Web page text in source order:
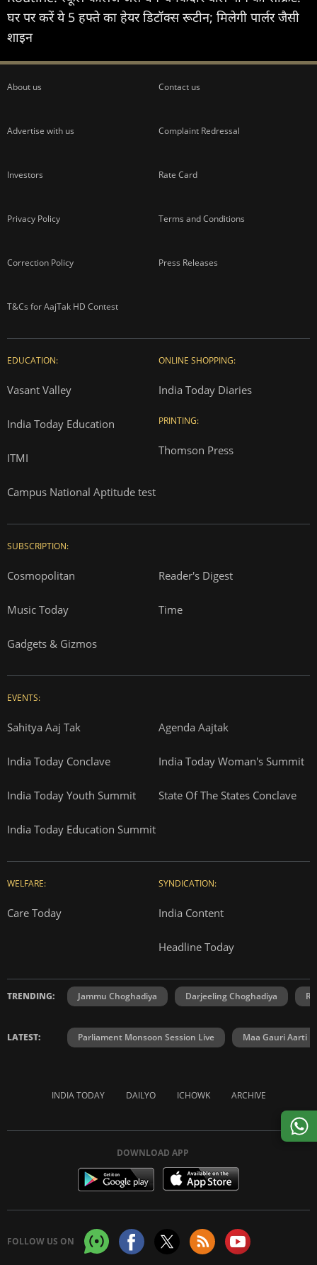
घर पर करें ये 5 हफ्ते का हेयर डिटॉक्स रूटीन; मिलेगी पार्लर जैसी
शाइन
About us Contact us
Advertise with us Complaint Redressal
Investors Rate Card
Privacy Policy Terms and Conditions
Correction Policy Press Releases
T&Cs for AajTak HD Contest
EDUCATION:
Vasant Valley
India Today Education
ITMI
Campus National Aptitude test
ONLINE SHOPPING:
India Today Diaries
PRINTING:
Thomson Press
SUBSCRIPTION:
Cosmopolitan Reader's Digest
Music Today Time
Gadgets & Gizmos
EVENTS:
Sahitya Aaj Tak Agenda Aajtak
India Today Conclave India Today Woman's Summit
India Today Youth Summit State Of The States Conclave
India Today Education Summit
WELFARE:
Care Today
SYNDICATION:
India Content
Headline Today
TRENDING: Jammu Choghadiya Darjeeling Choghadiya
LATEST: Parliament Monsoon Session Live Maa Gauri Aarti
INDIA TODAY DAILYO ICHOWK ARCHIVE
DOWNLOAD APP
FOLLOW US ON